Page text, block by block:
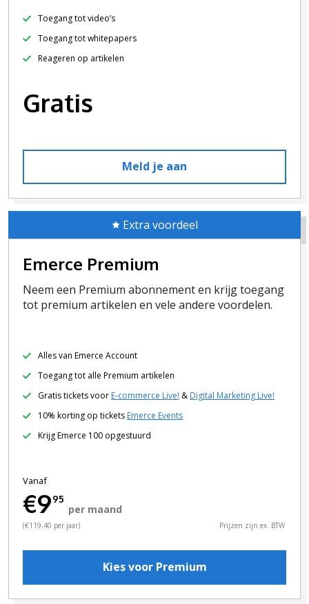
Toegang tot video’s
Toegang tot whitepapers
Reageren op artikelen
Gratis
Meld je aan
Extra voordeel
Emerce Premium
Neem een Premium abonnement en krijg toegang
tot premium artikelen en vele andere voordelen.
Alles van Emerce Account
Toegang tot alle Premium artikelen
Gratis tickets voor E-commerce Live! & Digital Marketing Live!
10% korting op tickets Emerce Events
Krijg Emerce 100 opgestuurd
Vanaf
€995
per maand
(€119,40 per jaar) Prijzen zijn ex. BTW
Kies voor Premium